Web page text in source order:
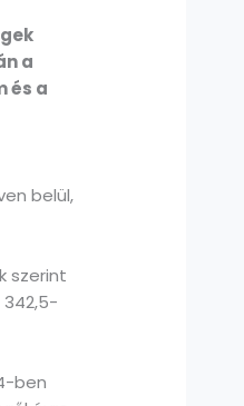
a
és a
belül,
szerint
ben